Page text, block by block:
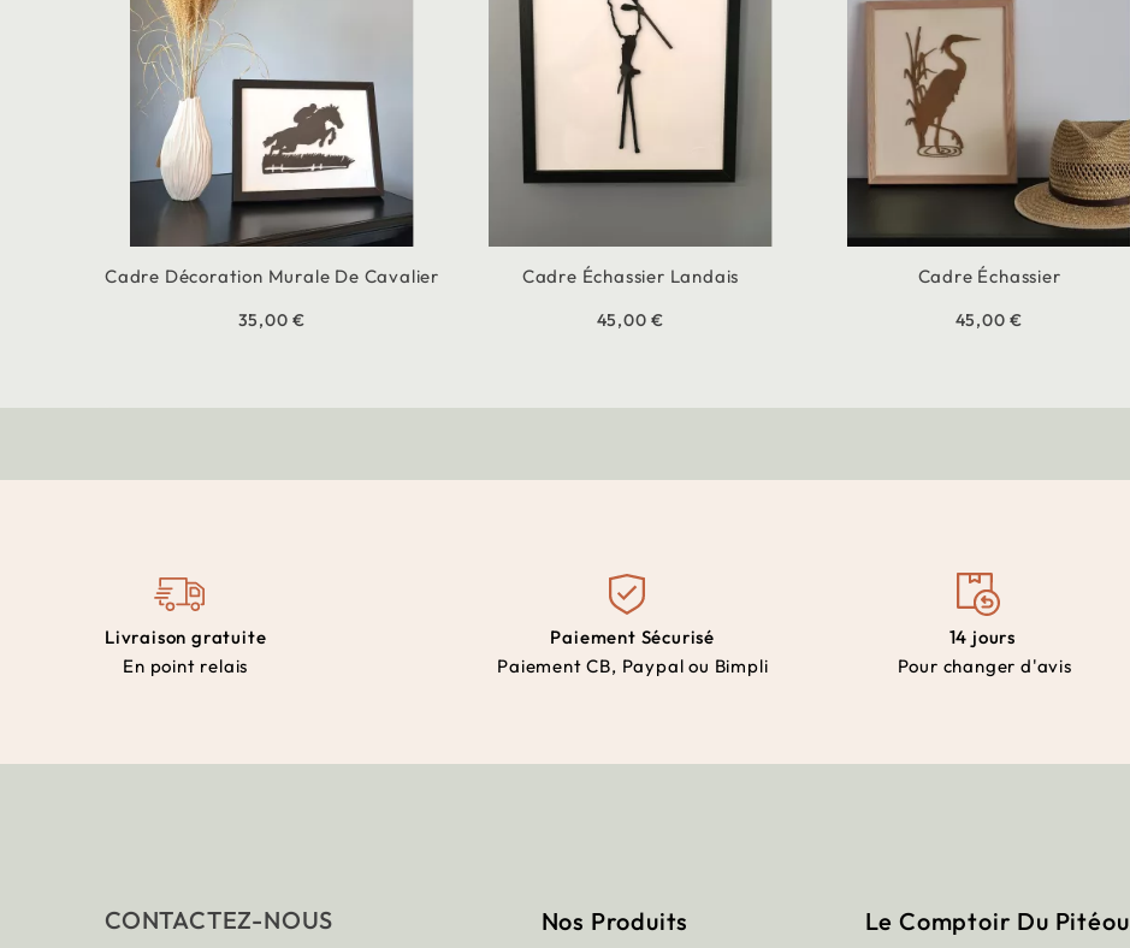
Cadre Décoration Murale De Cavalier
35,00 €
Cadre Échassier Landais
45,00 €
Cadre Échassier
45,00 €
Livraison gratuite
En point relais
Paiement Sécurisé
Paiement CB, Paypal ou Bimpli
14 jours
Pour changer d'avis
CONTACTEZ-NOUS Nos Produits Le Comptoir Du Pitéou